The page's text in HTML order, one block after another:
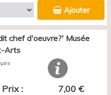
Ajouter
chef d'oeuvre?' Musée
Arts
Prix : 7,00 €